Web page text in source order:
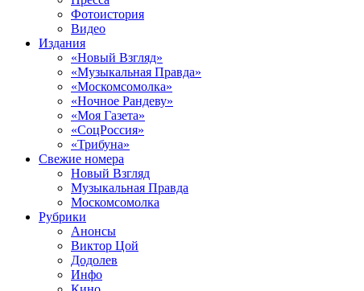
Фотоистория
Видео
Издания
«Новый Взгляд»
«Музыкальная Правда»
«Москомсомолка»
«Ночное Рандеву»
«Моя Газета»
«СоцРоссия»
«Трибуна»
Свежие номера
Новый Взгляд
Музыкальная Правда
Москомсомолка
Рубрики
Анонсы
Виктор Цой
Додолев
Инфо